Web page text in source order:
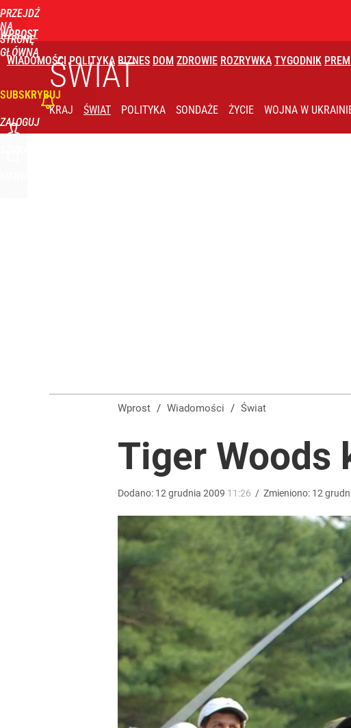
PRZEJDŹ
NA
STRONĘ
GŁÓWNĄ
WPROST
WIADOMOŚCI POLITYKA BIZNES DOM ZDROWIE ROZRYWKA TYGODNIK
SUBSKRYBUJ
ZALOGUJ
ŚWIAT
KRAJ ŚWIAT POLITYKA SONDAŻE ŻYCIE WOJNA W
Wprost / Wiadomości / Świat
Tiger Woods
Dodano: 12 grudnia 2009 11:26 / Zmieniono: 12